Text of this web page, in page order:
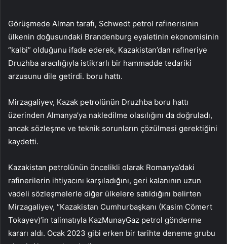
Görüşmede Alman tarafı, Schwedt petrol rafinerisinin
ülkenin doğusundaki Brandenburg eyaletinin ekonomisinin
“kalbi” olduğunu ifade ederek, Kazakistan’dan rafineriye
Druzhba aracılığıyla istikrarlı bir hammadde tedariki
arzusunu dile getirdi. boru hattı.
Mirzagaliyev, Kazak petrolünün Druzhba boru hattı
üzerinden Almanya’ya nakledilme olasılığını da doğruladı,
ancak sözleşme ve teknik sorunların çözülmesi gerektiğini
kaydetti.
Kazakistan petrolünün öncelikli olarak Romanya’daki
rafinerilerin ihtiyacını karşıladığını, geri kalanının uzun
vadeli sözleşmelerle diğer ülkelere satıldığını belirten
Mirzagaliyev, “Kazakistan Cumhurbaşkanı (Kasim Cömert
Tokayev)’in talimatıyla KazMunayGaz petrol gönderme
kararı aldı. Ocak 2023 gibi erken bir tarihte deneme grubu